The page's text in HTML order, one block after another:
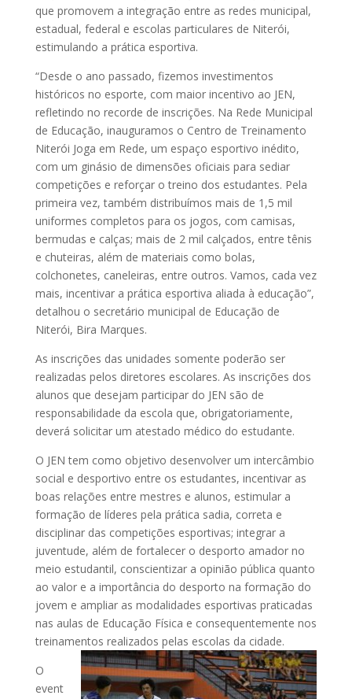
que promovem a integração entre as redes municipal,
estadual, federal e escolas particulares de Niterói,
estimulando a prática esportiva.
“Desde o ano passado, fizemos investimentos
históricos no esporte, com maior incentivo ao JEN,
refletindo no recorde de inscrições. Na Rede Municipal
de Educação, inauguramos o Centro de Treinamento
Niterói Joga em Rede, um espaço esportivo inédito,
com um ginásio de dimensões oficiais para sediar
competições e reforçar o treino dos estudantes. Pela
primeira vez, também distribuímos mais de 1,5 mil
uniformes completos para os jogos, com camisas,
bermudas e calças; mais de 2 mil calçados, entre tênis
e chuteiras, além de materiais como bolas,
colchonetes, caneleiras, entre outros. Vamos, cada vez
mais, incentivar a prática esportiva aliada à educação”,
detalhou o secretário municipal de Educação de
Niterói, Bira Marques.
As inscrições das unidades somente poderão ser
realizadas pelos diretores escolares. As inscrições dos
alunos que desejam participar do JEN são de
responsabilidade da escola que, obrigatoriamente,
deverá solicitar um atestado médico do estudante.
O JEN tem como objetivo desenvolver um intercâmbio
social e desportivo entre os estudantes, incentivar as
boas relações entre mestres e alunos, estimular a
formação de líderes pela prática sadia, correta e
disciplinar das competições esportivas; integrar a
juventude, além de fortalecer o desporto amador no
meio estudantil, conscientizar a opinião pública quanto
ao valor e a importância do desporto na formação do
jovem e ampliar as modalidades esportivas praticadas
nas aulas de Educação Física e consequentemente nos
treinamentos realizados pelas escolas da cidade.
O
event